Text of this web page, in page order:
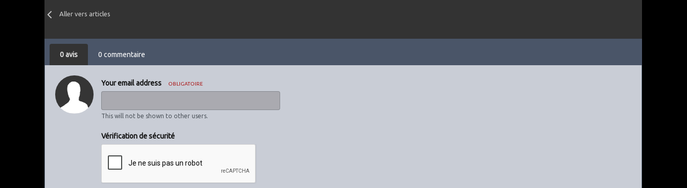
Aller vers articles
0 avis 0 commentaire
Your email address OBLIGATOIRE
This will not be shown to other users.
Vérification de sécurité